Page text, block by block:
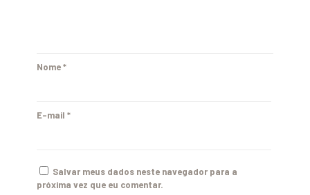
Nome*
E-mail *
Salvar meus dados neste navegador para a
próxima vez que eu comentar.